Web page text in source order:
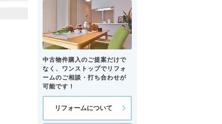
中古物件購入のご提案だけで
なく、ワンストップでリフォ
ームのご相談・打ち合わせが
可能です！
リフォームについて